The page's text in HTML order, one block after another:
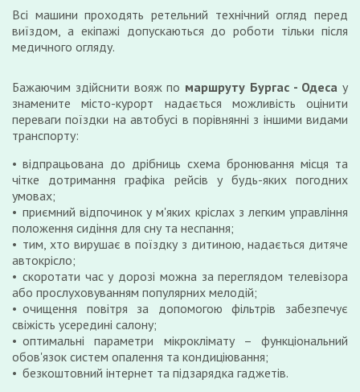
Всі машини проходять ретельний технічний огляд перед
виїздом, а екіпажі допускаються до роботи тільки після
медичного огляду.
Бажаючим здійснити вояж по маршруту Бургас - Одеса у
знамените місто-курорт надається можливість оцінити
переваги поїздки на автобусі в порівнянні з іншими видами
транспорту:
відпрацьована до дрібниць схема бронювання місця та
чітке дотримання графіка рейсів у будь-яких погодних
умовах;
приємний відпочинок у м'яких кріслах з легким управління
положення сидіння для сну та неспання;
тим, хто вирушає в поїздку з дитиною, надається дитяче
автокрісло;
скоротати час у дорозі можна за переглядом телевізора
або прослуховуванням популярних мелодій;
очищення повітря за допомогою фільтрів забезпечує
свіжість усередині салону;
оптимальні параметри мікроклімату – функціональний
обов'язок систем опалення та кондиціювання;
безкоштовний інтернет та підзарядка гаджетів.